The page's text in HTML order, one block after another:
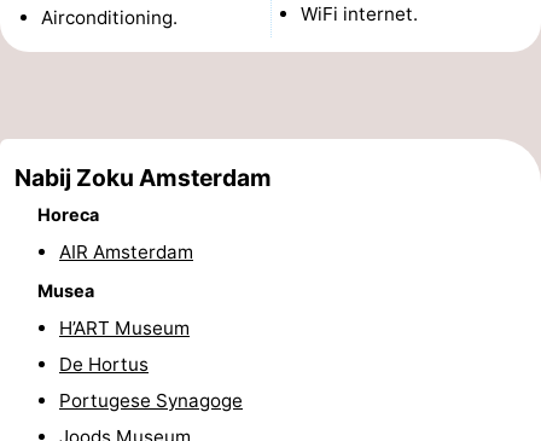
Rondvaarten
-
Steden
Sporten
Fietsen
Wandelen
Amusement
Nachtleven
Airconditioning.
WiFi internet.
Nabij Zoku Amsterdam
Horeca
AIR Amsterdam
Musea
H’ART Museum
De Hortus
Portugese Synagoge